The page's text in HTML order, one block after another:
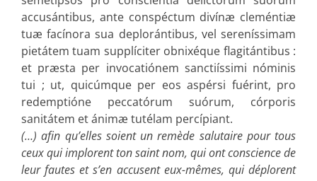
accusántibus, ante conspéctum divínæ cleméntiæ
tuæ facínora sua deplorántibus, vel sereníssimam
pietátem tuam supplíciter obnixéque flagitántibus :
et præsta per invocatiónem sanctiíssimi nóminis
tui ; ut, quicúmque per eos aspérsi fuérint, pro
redemptióne peccatórum suórum, córporis
sanitátem et ánimæ tutélam percípiant.
(…) afin qu’elles soient un remède salutaire pour tous
ceux qui implorent ton saint nom, qui ont conscience de
leur fautes et s’en accusent eux-mêmes, qui déplorent